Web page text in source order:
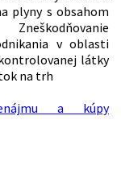
plyny s obsahom
v oblasti
látky
na trh
a kúpy